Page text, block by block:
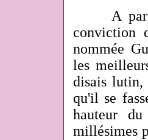
A
conviction
nommée
les
disais
qu'il se
hauteur
millésimes